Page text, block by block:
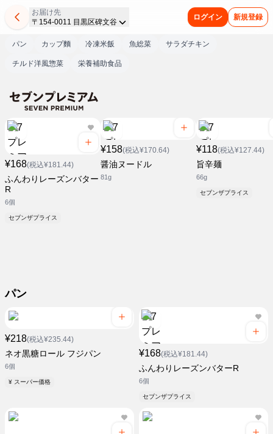
お届け先
〒154-0011 目黒区碑文谷
ログイン 新規登録
パン カップ麵 冷凍米飯 魚総菜 サラダチキン
チルド洋風惣菜 栄養補助食品
¥168(税込¥181.44)
ふんわりレーズンバター
R
6個
セブンザプライス
¥158(税込¥170.64)
醤油ヌードル
81g
¥118(税込¥127.44)
旨辛麺
66g
セブンザプライス
パン
¥218(税込¥235.44)
ネオ黒糖ロール フジパン
6個
¥ スーパー価格
¥168(税込¥181.44)
ふんわりレーズンバターR
6個
セブンザプライス